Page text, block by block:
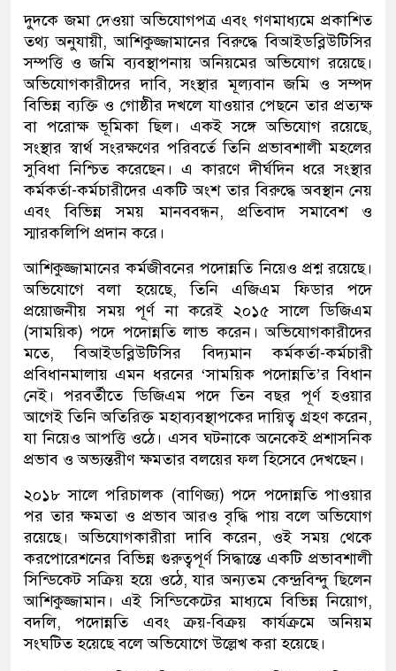
দুদকে জমা দেওয়া অভিযোগপত্র এবং গণমাধ্যমে প্রকাশিত
তথ্য অনুযায়ী, আশিকুজ্জামানের বিরুদ্ধে বিআইডব্লিউটিসির
সম্পত্তি ও জমি ব্যবস্থাপনায় অনিয়মের অভিযোগ রয়েছে।
অভিযোগকারীদের দাবি, সংস্থার মূল্যবান জমি ও সম্পদ
বিভিন্ন ব্যক্তি ও গোষ্ঠীর দখলে যাওয়ার পেছনে তার প্রত্যক্ষ
বা পরোক্ষ ভূমিকা ছিল। একই সঙ্গে অভিযোগ রয়েছে,
সংস্থার স্বার্থ সংরক্ষণের পরিবর্তে তিনি প্রভাবশালী মহলের
সুবিধা নিশ্চিত করেছেন। এ কারণে দীর্ঘদিন ধরে সংস্থার
কর্মকর্তা-কর্মচারীদের একটি অংশ তার বিরুদ্ধে অবস্থান নেয়
এবং বিভিন্ন সময় মানববন্ধন, প্রতিবাদ সমাবেশ ও
স্মারকলিপি প্রদান করে।
আশিকুজ্জামানের কর্মজীবনের পদোন্নতি নিয়েও প্রশ্ন রয়েছে।
অভিযোগে বলা হয়েছে, তিনি এজিএম ফিডার পদে
প্রয়োজনীয় সময় পূর্ণ না করেই ২০১৫ সালে ডিজিএম
(সাময়িক) পদে পদোন্নতি লাভ করেন। অভিযোগকারীদের
মতে, বিআইডব্লিউটিসির বিদ্যমান কর্মকর্তা-কর্মচারী
প্রবিধানমালায় এমন ধরনের ‘সাময়িক পদোন্নতি’র বিধান
নেই। পরবর্তীতে ডিজিএম পদে তিন বছর পূর্ণ হওয়ার
আগেই তিনি অতিরিক্ত মহাব্যবস্থাপকের দায়িত্ব গ্রহণ করেন,
যা নিয়েও আপত্তি ওঠে। এসব ঘটনাকে অনেকেই প্রশাসনিক
প্রভাব ও অভ্যন্তরীণ ক্ষমতার বলয়ের ফল হিসেবে দেখছেন।
২০১৮ সালে পরিচালক (বাণিজ্য) পদে পদোন্নতি পাওয়ার
পর তার ক্ষমতা ও প্রভাব আরও বৃদ্ধি পায় বলে অভিযোগ
রয়েছে। অভিযোগকারীরা দাবি করেন, ওই সময় থেকে
করপোরেশনের বিভিন্ন গুরুত্বপূর্ণ সিদ্ধান্তে একটি প্রভাবশালী
সিন্ডিকেট সক্রিয় হয়ে ওঠে, যার অন্যতম কেন্দ্রবিন্দু ছিলেন
আশিকুজ্জামান। এই সিন্ডিকেটের মাধ্যমে বিভিন্ন নিয়োগ,
বদলি, পদোন্নতি এবং ক্রয়-বিক্রয় কার্যক্রমে অনিয়ম
সংঘটিত হয়েছে বলে অভিযোগে উল্লেখ করা হয়েছে।